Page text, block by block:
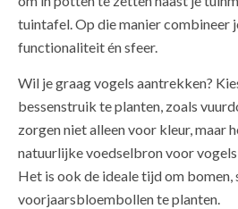
tuintafel. Op die manier combineer
functionaliteit én sfeer.
Wil je graag vogels aantrekken?
bessenstruik te planten, zoals
zorgen niet alleen voor kleur, maar
natuurlijke voedselbron voor
Het is ook de ideale tijd om bomen,
voorjaarsbloembollen te planten.